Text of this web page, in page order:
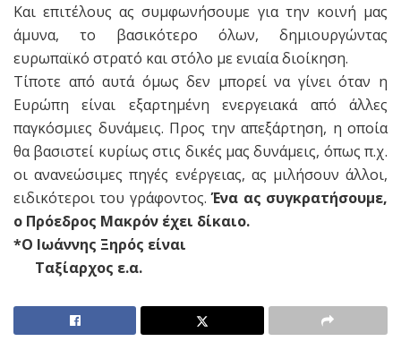
Και επιτέλους ας συμφωνήσουμε για την κοινή μας
άμυνα, το βασικότερο όλων, δημιουργώντας
ευρωπαϊκό στρατό και στόλο με ενιαία διοίκηση.
Τίποτε από αυτά όμως δεν μπορεί να γίνει όταν η
Ευρώπη είναι εξαρτημένη ενεργειακά από άλλες
παγκόσμιες δυνάμεις. Προς την απεξάρτηση, η οποία
θα βασιστεί κυρίως στις δικές μας δυνάμεις, όπως π.χ.
οι ανανεώσιμες πηγές ενέργειας, ας μιλήσουν άλλοι,
ειδικότεροι του γράφοντος.Ένα ας συγκρατήσουμε,
ο Πρόεδρος Μακρόν έχει δίκαιο.
*Ο Ιωάννης Ξηρός είναι
Ταξίαρχος ε.α.